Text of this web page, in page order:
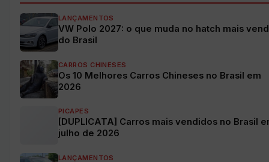
LANÇAMENTOS
VW Polo 2027: o que muda no hatch mais
do Brasil
CARROS CHINESES
Os 10 Melhores Carros Chineses no Brasil em
2026
PICAPES
[DUPLICATA] Carros mais vendidos no Brasil
julho de 2026
LANÇAMENTOS